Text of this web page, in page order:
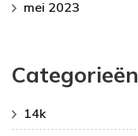
mei 2023
Categorieën
14k